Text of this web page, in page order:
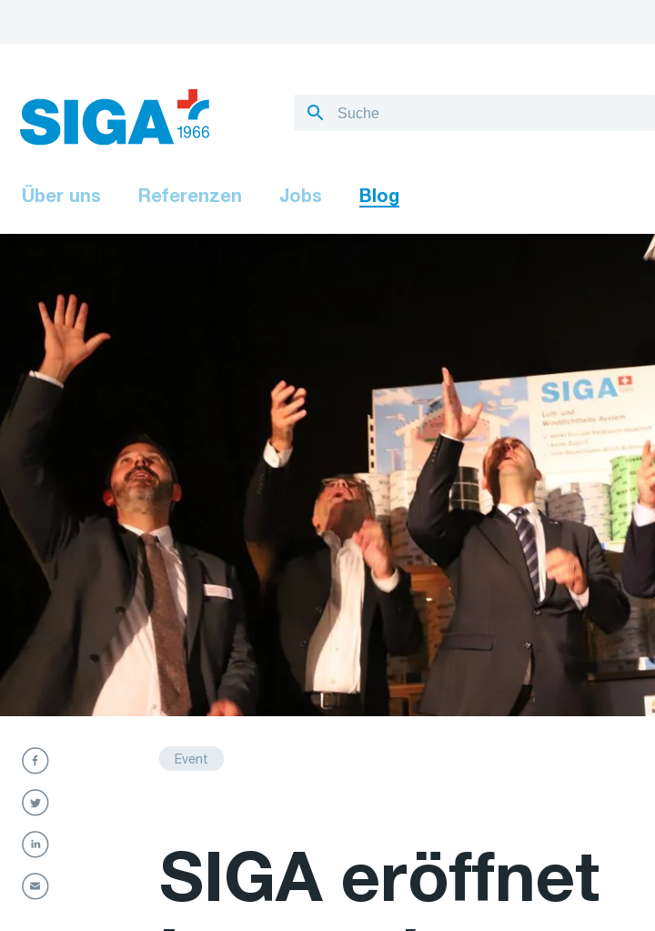
Über uns Referenzen Jobs Blog
Event
SIGA eröffnet